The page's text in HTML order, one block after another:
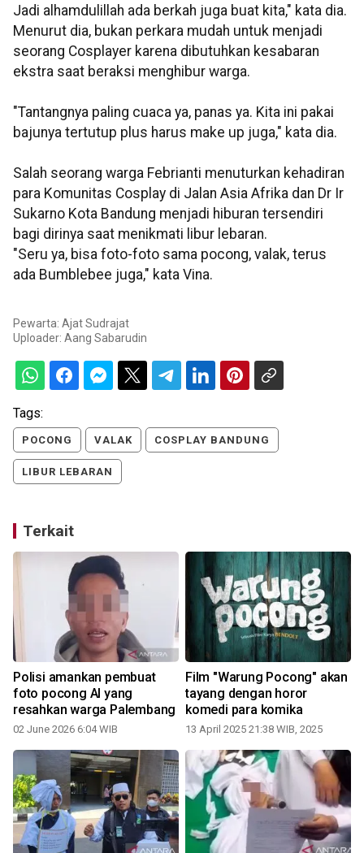
Jadi alhamdulillah ada berkah juga buat kita," kata dia.
Menurut dia, bukan perkara mudah untuk menjadi
seorang Cosplayer karena dibutuhkan kesabaran
ekstra saat beraksi menghibur warga.
"Tantangnya paling cuaca ya, panas ya. Kita ini pakai
bajunya tertutup plus harus make up juga," kata dia.
Salah seorang warga Febrianti menuturkan kehadiran
para Komunitas Cosplay di Jalan Asia Afrika dan Dr Ir
Sukarno Kota Bandung menjadi hiburan tersendiri
bagi dirinya saat menikmati libur lebaran.
"Seru ya, bisa foto-foto sama pocong, valak, terus
ada Bumblebee juga," kata Vina.
Pewarta: Ajat Sudrajat
Uploader: Aang Sabarudin
Tags:
POCONG VALAK COSPLAY BANDUNG
LIBUR LEBARAN
Terkait
Polisi amankan pembuat
foto pocong AI yang
resahkan warga Palembang
02 June 2026 6:04 WIB
Film "Warung Pocong" akan
tayang dengan horor
komedi para komika
13 April 2025 21:38 WIB, 2025